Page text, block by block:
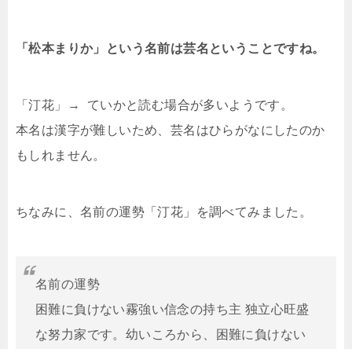
「松本まりか」という名前は芸名ということですね。
「汀花」→ ていかと読む場合が多いようです。
本名は漢字が難しいため、芸名はひらがなにしたのか
もしれません。
ちなみに、名前の運勢「汀花」を調べてみました。
名前の運勢
困難に負けない霧強い信念の持ち主 独立心旺盛
な努力家です。幼いころから、困難に負けない